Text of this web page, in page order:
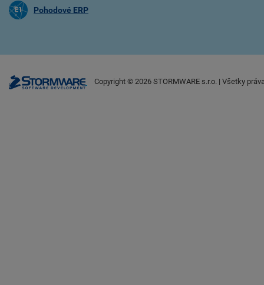
Pohodové ERP
Copyright © 2026 STORMWARE s.r.o. | Všetky